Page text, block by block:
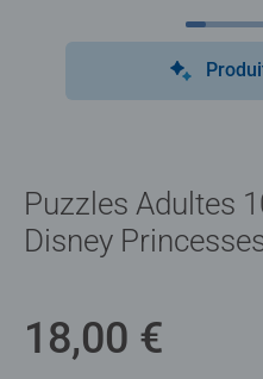
Puzzles Adultes
Disney
18,00 €